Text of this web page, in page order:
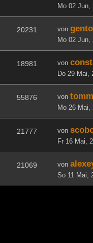
Mo 02 Jun,
20231 von gento
Mo 02 Jun,
18981 von
Do 29 Mai,
55876 von
Mo 26 Mai,
21777 von
Fr 16 Mai,
21069 von
So 11 Mai,